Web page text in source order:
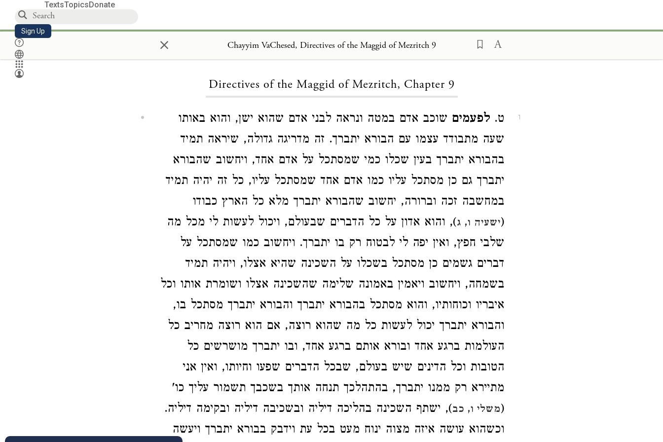
TextsTopicsDonate
Sign Up × Chayyim VaChesed, Directives of the Maggid of Mezritch 9
Directives of the Maggid of Mezritch, Chapter 9
1 ט. לפעמים שוכב אדם במטה ונראה לבני אדם שהוא ישן, והוא באותו
שעה מתבודד עצמו עם הבורא יתברך. זה מדריגה גדולה, שיראה תמיד
בהבורא יתברך בעין שכלו כמי שמסתכל על אדם אחד, ויחשוב שהבורא
יתברך גם כן מסתכל עליו כמו אדם אחד שמסתכל עליו, כל זה יהיה תמיד
במחשבה זכה וברורה, יחשוב שהבורא יתברך מלא כל הארץ כבודו
(ישעיה ו, ג), והוא אדון על כל הדברים שבעולם, ויכול לעשות לי מכל מה
שלבי חפץ, ואין יפה לי לבטוח רק בו יתברך. ויחשוב כמו שמסתכל על
דברים גשמים כן מסתכל בשכלו על השכינה שהיא אצלו, ויהיה תמיד
בשמחה, ויחשוב ויאמין באמונה שלימה שהשכינה אצלו ושומרת אותו וכל
איבריו וכוחותיו, והוא מסתכל בהבורא יתברך והבורא יתברך מסתכל בו,
והבורא יתברך יכול לעשות כל מה שהוא רוצה, אם הוא רוצה מחריב כל
העולמות ברגע אחד ובורא אותם ברגע אחד, ובו יתברך מושרשים כל
הטובות וכל הדינים שיש בעולם, שבכל הדברים שפעו וחיותו, ואין אני
מתיירא רק ממנו יתברך, בהתהלכך תנחה אותך בשכבך תשמור עליך כו'
(משלי ו, כב), ישתף השכינה בהליכה דיליה ובשכיבה דיליה ובקימה דיליה.
וכשהוא עושה איזה מצוה ינוח מעט בכל עת וידבק בבורא יתברך ויעשה